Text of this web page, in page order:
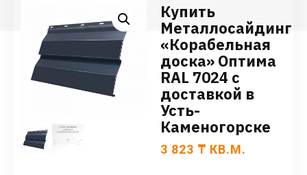
Купить
Металлосайдинг
«Корабельная
доска» Оптима
RAL 7024 с
доставкой в
Усть-
Каменогорске
3 823 ₸ КВ.М.